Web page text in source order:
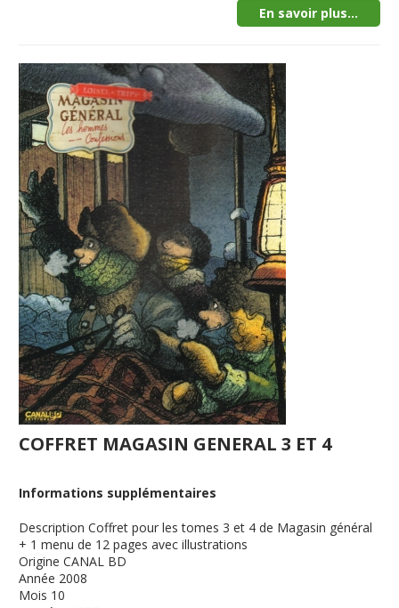
En savoir plus...
COFFRET MAGASIN GENERAL 3 ET 4
Informations supplémentaires
Description Coffret pour les tomes 3 et 4 de Magasin général
+ 1 menu de 12 pages avec illustrations
Origine CANAL BD
Année 2008
Mois 10